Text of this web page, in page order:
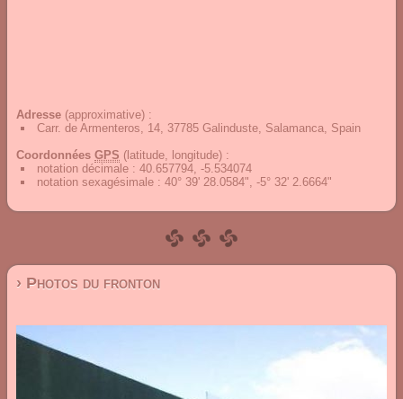
Adresse (approximative) :
Carr. de Armenteros, 14, 37785 Galinduste, Salamanca, Spain
Coordonnées GPS (latitude, longitude) :
notation décimale : 40.657794, -5.534074
notation sexagésimale : 40° 39' 28.0584", -5° 32' 2.6664"
› Photos du fronton